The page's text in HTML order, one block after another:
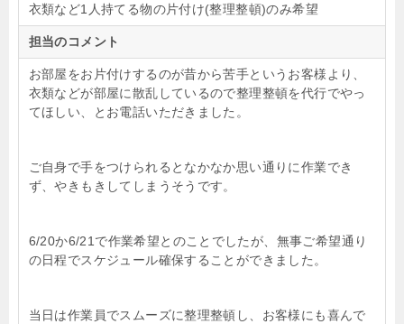
衣類など1人持てる物の片付け(整理整頓)のみ希望
担当のコメント
お部屋をお片付けするのが昔から苦手というお客様より、
衣類などが部屋に散乱しているので整理整頓を代行でやっ
てほしい、とお電話いただきました。
ご自身で手をつけられるとなかなか思い通りに作業でき
ず、やきもきしてしまうそうです。
6/20か6/21で作業希望とのことでしたが、無事ご希望通り
の日程でスケジュール確保することができました。
当日は作業員でスムーズに整理整頓し、お客様にも喜んで